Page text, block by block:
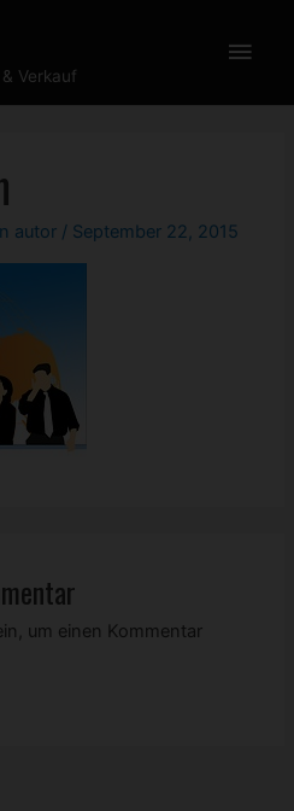
Verkauf
autor / September 22, 2015
um einen Kommentar